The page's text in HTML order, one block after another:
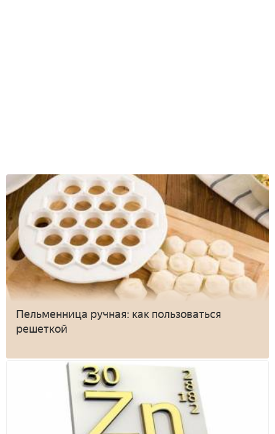
Пельменница ручная: как пользоваться
решеткой